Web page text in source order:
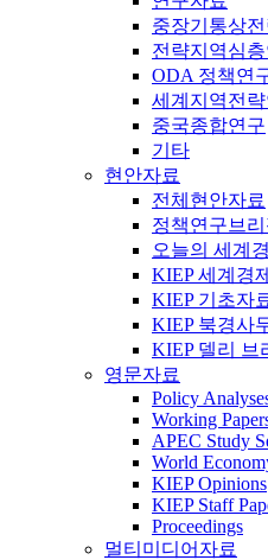
중장기통상
전략지역심
ODA 정책연
세계지역전
중국종합연구
기타
현안자료
전체현안자료
정책연구브리
오늘의 세계
KIEP 세계경
KIEP 기초자
KIEP 북경사
KIEP 델리 브
영문자료
Policy
Working
APEC Study
World
KIEP Opinions
KIEP Staff
Proceedings
멀티미디어자료